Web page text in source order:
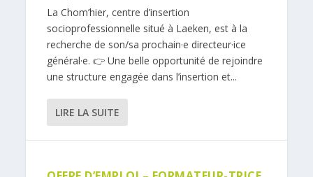
La Chom’hier, centre d’insertion
socioprofessionnelle situé à Laeken, est à la
recherche de son/sa prochain·e directeur·ice
général·e. 👉 Une belle opportunité de rejoindre
une structure engagée dans l’insertion et...
LIRE LA SUITE